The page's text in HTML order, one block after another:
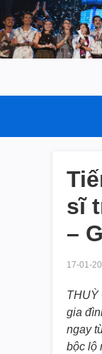
sĩ
–
17-01-
THUỲ
gia
ngay
bộc lộ